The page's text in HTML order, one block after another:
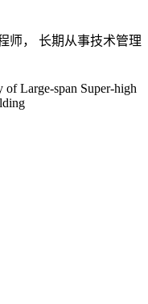
师， 长期从事技术管理
of Large-span Super-high